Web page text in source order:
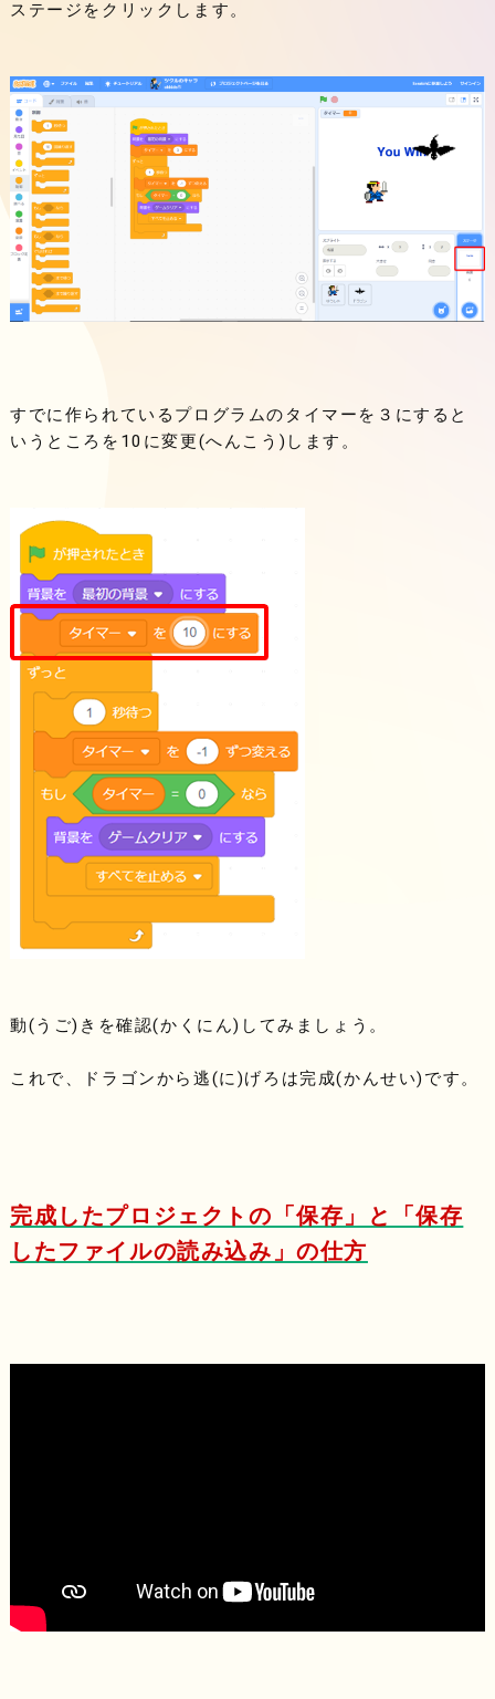
ステージをクリックします。
すでに作られているプログラムのタイマーを３にすると
いうところを10に変更(へんこう)します。
動(うご)きを確認(かくにん)してみましょう。
これで、ドラゴンから逃(に)げろは完成(かんせい)です。
完成したプロジェクトの「保存」と「保存
したファイルの読み込み」の仕方